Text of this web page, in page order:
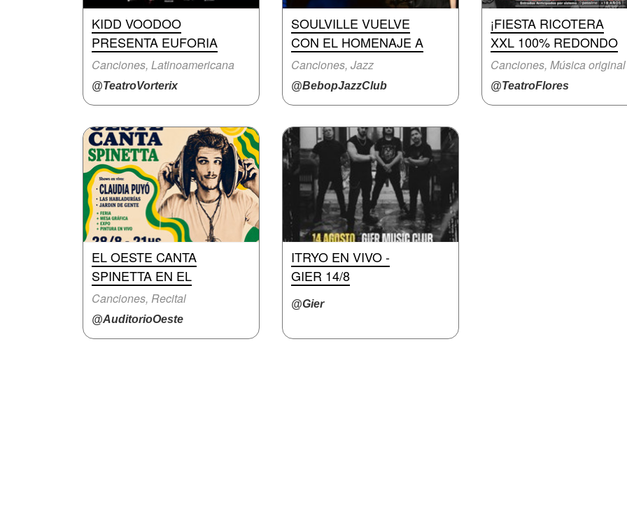
KIDD VOODOO
PRESENTA EUFORIA
Canciones, Latinoamericana
@TeatroVorterix
SOULVILLE VUELVE
CON EL HOMENAJE A
Canciones, Jazz
@BebopJazzClub
¡FIESTA RICOTERA
XXL 100% REDONDO
Canciones, Música original
@TeatroFlores
EL OESTE CANTA
SPINETTA EN EL
Canciones, Recital
@AuditorioOeste
ITRYO EN VIVO -
GIER 14/8
@Gier